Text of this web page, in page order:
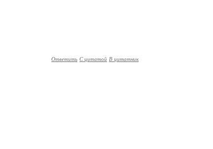
Ответить С цитатой В цитатник